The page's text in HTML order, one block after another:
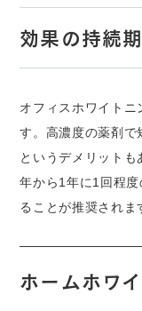
効果の持続
オフィスホワイトニ
す。高濃度の薬剤で
というデメリット
年から1年に1回程
ることが推奨されま
ホームホワ